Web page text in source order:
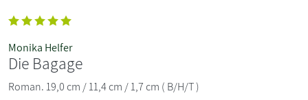
Monika Helfer
Die Bagage
Roman. 19,0 cm / 11,4 cm / 1,7 cm ( B/H/T )